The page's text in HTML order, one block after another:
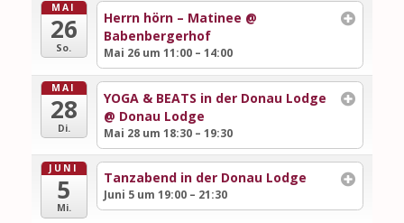
MAI
26
So.
Herrn hörn – Matinee @
Babenbergerhof
Mai 26 um 11:00 – 14:00
MAI
28
Di.
YOGA & BEATS in der Donau Lodge
@ Donau Lodge
Mai 28 um 18:30 – 19:30
JUNI
5
Mi.
Tanzabend in der Donau Lodge
Juni 5 um 19:00 – 21:30